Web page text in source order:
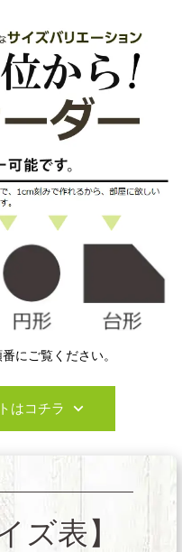
にご覧ください。
はコチラ
ズ表】